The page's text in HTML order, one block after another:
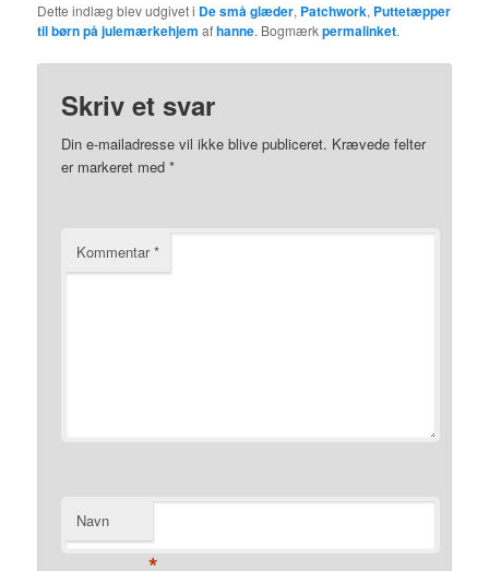
Dette indlæg blev udgivet i De små glæder, Patchwork, Puttetæpper
til børn på julemærkehjem afhanne. Bogmærkpermalinket.
Skriv et svar
Din e-mailadresse vil ikke blive publiceret. Krævede felter
er markeret med*
Kommentar*
Navn